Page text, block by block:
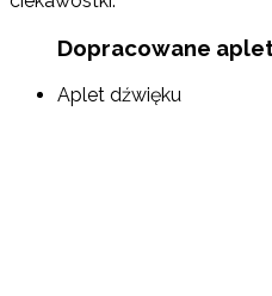
Dopracowane
Aplet dźwięku